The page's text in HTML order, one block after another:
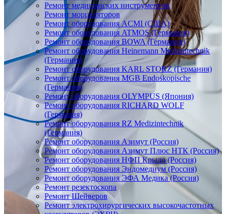
Ремонт медицинских инструментов
Ремонт морцеляторов
Ремонт оборудования ACMI (США)
Ремонт оборудования ATMOS (Германия)
Ремонт оборудования BOWA (Германия)
Ремонт оборудования Heinemann Medizintechnik
(Германия)
Ремонт оборудования KARL STORZ (Германия)
Ремонт оборудования MGB Endoskopische
(Германия)
Ремонт оборудования OLYMPUS (Япония)
Ремонт оборудования RICHARD WOLF
(Германия)
Ремонт оборудования RZ Medizintechnik
(Германия)
Ремонт оборудования Азимут (Россия)
Ремонт оборудования Азимут Плюс НТК (Россия)
Ремонт оборудования НФП Крыло (Россия)
Ремонт оборудования Эндомедиум (Россия)
Ремонт оборудования ЭФА Медика (Россия)
Ремонт резектоскопа
Ремонт Шейверов
Ремонт электрохирургических высокочастотных